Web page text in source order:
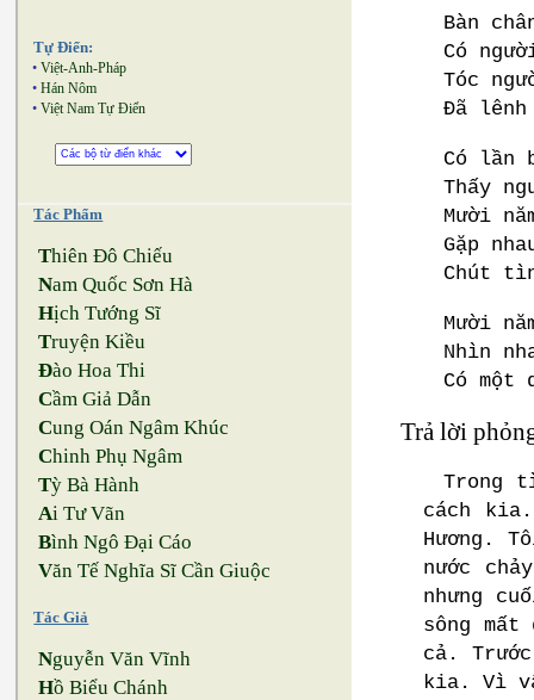
Tự Điển:
• Việt-Anh-Pháp
• Hán Nôm
• Việt Nam Tự Điển
Tác Phẩm
Thiên Đô Chiếu
Nam Quốc Sơn Hà
Hịch Tướng Sĩ
Truyện Kiều
Đào Hoa Thi
Cầm Giả Dẫn
Cung Oán Ngâm Khúc
Chinh Phụ Ngâm
Tỳ Bà Hành
Ai Tư Vãn
Bình Ngô Đại Cáo
Văn Tế Nghĩa Sĩ Cần Giuộc
Tác Giả
Nguyễn Văn Vĩnh
Hồ Biểu Chánh
Bàn
Có
Tóc
Đã
Có lần
Thấy
Mười
Gặp
Chút
Mười
Nhìn
Có một
Trả lời
Trong
cách
Hương.
nước
nhưng
sông
cả.
kia. Vì